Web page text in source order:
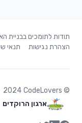
תודות לתומכים בבניית
הצהרת נגישות
תנאי
©
2024 CodeLovers
ארגון הרוקדים